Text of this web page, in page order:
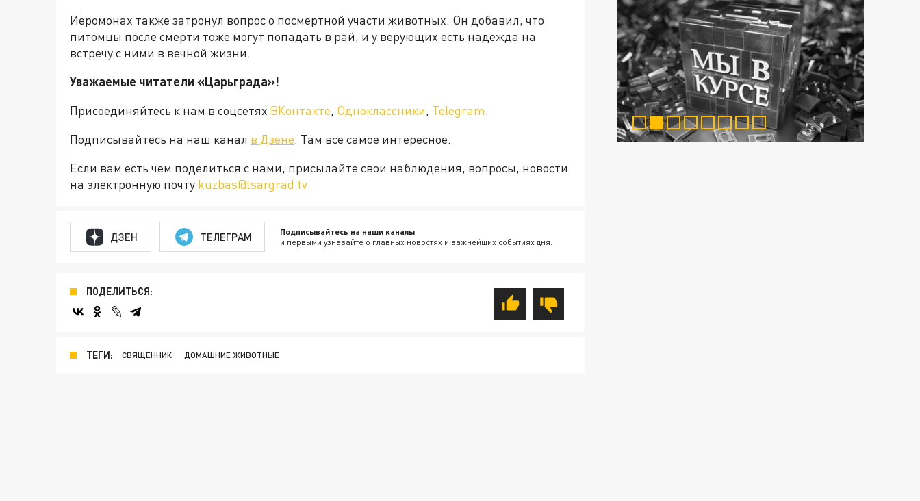
Иеромонах также затронул вопрос о посмертной участи животных. Он добавил, что
питомцы после смерти тоже могут попадать в рай, и у верующих есть надежда на
встречу с ними в вечной жизни.
Уважаемые читатели «Царьграда»!
Присоединяйтесь к нам в соцсетях ВКонтакте, Одноклассники, Telegram.
Подписывайтесь на наш канал в Дзене. Там все самое интересное.
Если вам есть чем поделиться с нами, присылайте свои наблюдения, вопросы, новости
на электронную почту kuzbas@tsargrad.tv
ДЗЕН ТЕЛЕГРАМ Подписывайтесь на наши каналы
и первыми узнавайте о главных новостях и важнейших событиях дня.
ПОДЕЛИТЬСЯ:
ТЕГИ: СВЯЩЕННИК ДОМАШНИЕ ЖИВОТНЫЕ